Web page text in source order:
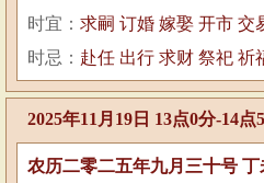
时宜： 求嗣 订婚 嫁娶 开市 交
时忌： 赴任 出行 求财 祭祀 祈
2025年11月19日 13点0分-14
农历二零二五年九月三十号 丁